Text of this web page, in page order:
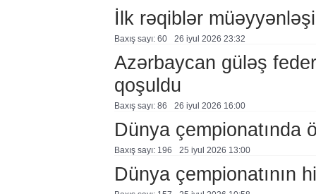
İlk rəqiblər
Baxış sayı: 60 26 i̇yul 2026 23:32
Azərbaycan güləş
qoşuldu
Baxış sayı: 86 26 i̇yul 2026 16:00
Dünya çempionatında
Baxış sayı: 196 25 i̇yul 2026 13:00
Dünya çempionatının